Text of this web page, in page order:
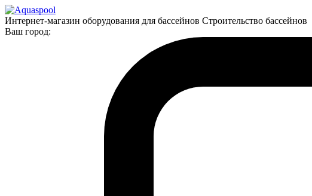
Интернет-магазин оборудования для бассейнов Строительство бассейнов
Ваш город: